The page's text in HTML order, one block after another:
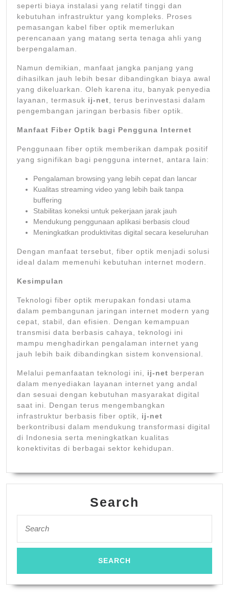
seperti biaya instalasi yang relatif tinggi dan
kebutuhan infrastruktur yang kompleks. Proses
pemasangan kabel fiber optik memerlukan
perencanaan yang matang serta tenaga ahli yang
berpengalaman.
Namun demikian, manfaat jangka panjang yang
dihasilkan jauh lebih besar dibandingkan biaya awal
yang dikeluarkan. Oleh karena itu, banyak penyedia
layanan, termasuk ij-net, terus berinvestasi dalam
pengembangan jaringan berbasis fiber optik.
Manfaat Fiber Optik bagi Pengguna Internet
Penggunaan fiber optik memberikan dampak positif
yang signifikan bagi pengguna internet, antara lain:
Pengalaman browsing yang lebih cepat dan lancar
Kualitas streaming video yang lebih baik tanpa
buffering
Stabilitas koneksi untuk pekerjaan jarak jauh
Mendukung penggunaan aplikasi berbasis cloud
Meningkatkan produktivitas digital secara keseluruhan
Dengan manfaat tersebut, fiber optik menjadi solusi
ideal dalam memenuhi kebutuhan internet modern.
Kesimpulan
Teknologi fiber optik merupakan fondasi utama
dalam pembangunan jaringan internet modern yang
cepat, stabil, dan efisien. Dengan kemampuan
transmisi data berbasis cahaya, teknologi ini
mampu menghadirkan pengalaman internet yang
jauh lebih baik dibandingkan sistem konvensional.
Melalui pemanfaatan teknologi ini, ij-net berperan
dalam menyediakan layanan internet yang andal
dan sesuai dengan kebutuhan masyarakat digital
saat ini. Dengan terus mengembangkan
infrastruktur berbasis fiber optik, ij-net
berkontribusi dalam mendukung transformasi digital
di Indonesia serta meningkatkan kualitas
konektivitas di berbagai sektor kehidupan.
Search
for: